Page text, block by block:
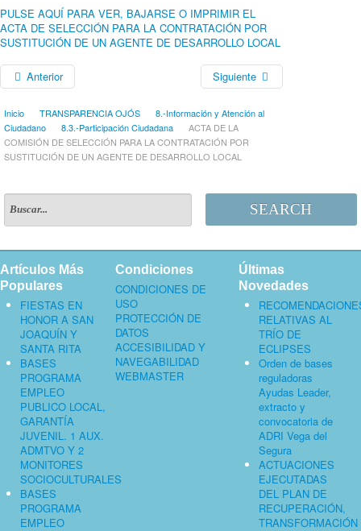
PULSE AQUÍ PARA VER, BAJARSE O IMPRIMIR EL
ACTA DE SELECCIÓN PARA LA CONTRATACIÓN POR
SUSTITUCIÓN DE UN AGENTE DE DESARROLLO LOCAL
Anterior Siguiente
Inicio TRANSPARENCIA OJÓS
8.-Información y Atención al
Ciudadano
8.3.-Participación Ciudadana
ACTA DE LA
COMISIÓN DE SELECCIÓN PARA LA CONTRATACIÓN POR
SUSTITUCIÓN DE UN AGENTE DE DESARROLLO LOCAL
SEARCH
Artículos Más
Populares
FIESTAS EN
HONOR A SAN
JOAQUÍN Y
SANTA RITA
BASES
PROGRAMA
EMPLEO
PUBLICO LOCAL,
GARANTÍA
JUVENIL. 1 AUX.
ADMTVO Y 2
MONITORES
SOCIOCULTURALES
BASES
PROGRAMA
EMPLEO
Condiciones
CONDICIONES DE
USO
PROTECCIÓN DE
DATOS
ACCESIBILIDAD Y
NAVEGABILIDAD
WEBMASTER
Últimas
Novedades
RELATIVAS AL
TRÍO DE
ECLIPSES
Orden de bases
reguladoras
Ayudas Leader,
extracto y
convocatoria de
ADRI Vega del
Segura
ACTUACIONES
EJECUTADAS
DEL PLAN DE
RECUPERACIÓN,
TRANSFORMACIÓN